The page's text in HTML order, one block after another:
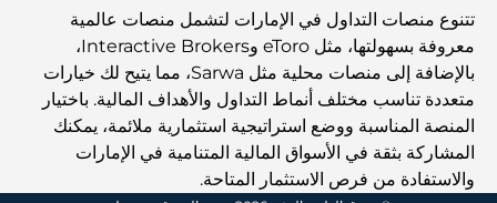
أماكن رومانسية في دبي للحظات لا تُنسى
أفضل إقامة محلية في دبي: أفضل الفنادق والمنتجعات
تتنوع منصات التداول في الإمارات لتشمل منصات عالمية
معروفة بسهولتها، مثل eToro وInteractive Brokers،
بالإضافة إلى منصات محلية مثل Sarwa، مما يتيح لك خيارات
متعددة تناسب مختلف أنماط التداول والأهداف المالية. باختيار
المنصة المناسبة ووضع استراتيجية استثمارية ملائمة، يمكنك
المشاركة بثقة في الأسواق المالية المتنامية في الإمارات
والاستفادة من فرص الاستثمار المتاحة.